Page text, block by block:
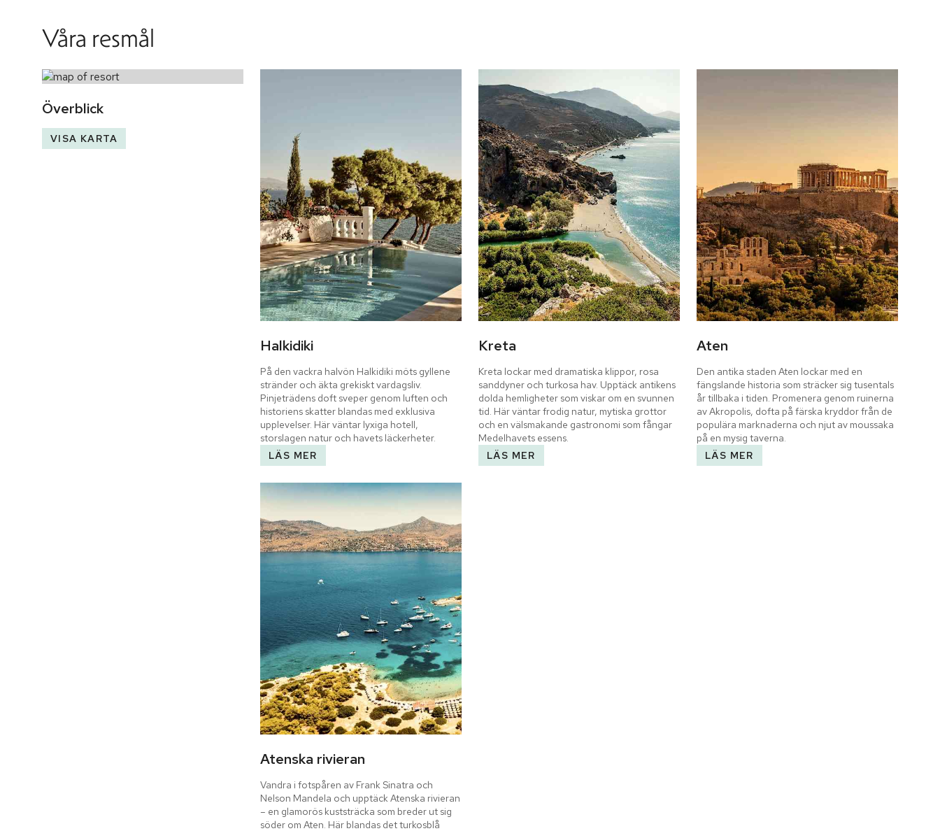
Våra resmål
Överblick
VISA KARTA
Halkidiki
På den vackra halvön Halkidiki möts gyllene
stränder och äkta grekiskt vardagsliv.
Pinjeträdens doft sveper genom luften och
historiens skatter blandas med exklusiva
upplevelser. Här väntar lyxiga hotell,
storslagen natur och havets läckerheter.
LÄS MER
Kreta
Kreta lockar med dramatiska klippor, rosa
sanddyner och turkosa hav. Upptäck antikens
dolda hemligheter som viskar om en svunnen
tid. Här väntar frodig natur, mytiska grottor
och en välsmakande gastronomi som fångar
Medelhavets essens.
LÄS MER
Aten
Den antika staden Aten lockar med en
fängslande historia som sträcker sig tusentals
år tillbaka i tiden. Promenera genom ruinerna
av Akropolis, dofta på färska kryddor från de
populära marknaderna och njut av moussaka
på en mysig taverna.
LÄS MER
Atenska rivieran
Vandra i fotspåren av Frank Sinatra och
Nelson Mandela och upptäck Atenska rivieran
– en glamorös kuststräcka som breder ut sig
söder om Aten. Här blandas det turkosblå